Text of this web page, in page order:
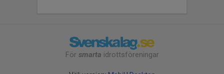
För smarta idrottsföreningar